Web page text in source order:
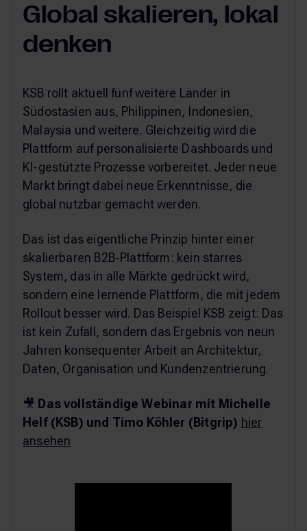
Global skalieren, lokal
denken
KSB rollt aktuell fünf weitere Länder in
Südostasien aus, Philippinen, Indonesien,
Malaysia und weitere. Gleichzeitig wird die
Plattform auf personalisierte Dashboards und
KI-gestützte Prozesse vorbereitet. Jeder neue
Markt bringt dabei neue Erkenntnisse, die
global nutzbar gemacht werden.
Das ist das eigentliche Prinzip hinter einer
skalierbaren B2B-Plattform: kein starres
System, das in alle Märkte gedrückt wird,
sondern eine lernende Plattform, die mit jedem
Rollout besser wird. Das Beispiel KSB zeigt: Das
ist kein Zufall, sondern das Ergebnis von neun
Jahren konsequenter Arbeit an Architektur,
Daten, Organisation und Kundenzentrierung.
🎥 Das vollständige Webinar mit Michelle
Helf (KSB) und Timo Köhler (Bitgrip) hier
ansehen